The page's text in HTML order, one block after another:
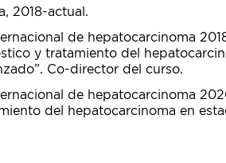
2018-actual.
de hepatocarcinoma
y tratamiento del
Co-director del curso.
de hepatocarcinoma
del hepatocarcinoma en